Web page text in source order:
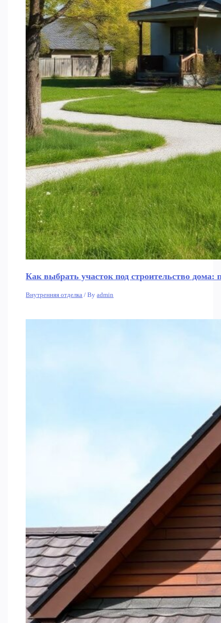
Как выбрать участок под строительство дома:
Внутренняя отделка / Byadmin